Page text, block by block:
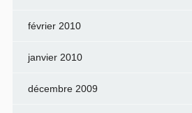
février 2010
janvier 2010
décembre 2009